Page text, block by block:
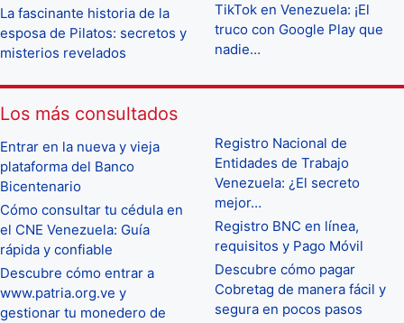
La fascinante historia de la
esposa de Pilatos: secretos y
misterios revelados
TikTok en Venezuela: ¡El
truco con Google Play que
nadie…
Los más consultados
Entrar en la nueva y vieja
plataforma del Banco
Bicentenario
Cómo consultar tu cédula en
el CNE Venezuela: Guía
rápida y confiable
Descubre cómo entrar a
www.patria.org.ve y
gestionar tu monedero de
Registro Nacional de
Entidades de Trabajo
Venezuela: ¿El secreto
mejor…
Registro BNC en línea,
requisitos y Pago Móvil
Descubre cómo pagar
Cobretag de manera fácil y
segura en pocos pasos